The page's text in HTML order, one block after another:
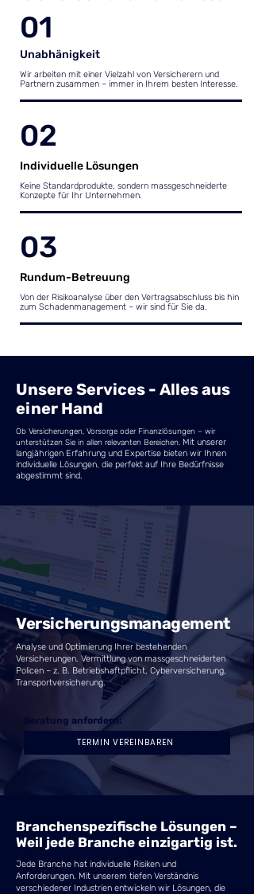
01
Unabhänigkeit
Wir arbeiten mit einer Vielzahl von Versicherern und
Partnern zusammen – immer in Ihrem besten Interesse.
02
Individuelle Lösungen
Keine Standardprodukte, sondern massgeschneiderte
Konzepte für Ihr Unternehmen.
03
Rundum-Betreuung
Von der Risikoanalyse über den Vertragsabschluss bis hin
zum Schadenmanagement – wir sind für Sie da.
Unsere Services - Alles aus
einer Hand
Ob Versicherungen, Vorsorge oder Finanzlösungen – wir
unterstützen Sie in allen relevanten Bereichen. Mit unserer
langjährigen Erfahrung und Expertise bieten wir Ihnen
individuelle Lösungen, die perfekt auf Ihre Bedürfnisse
abgestimmt sind.
Versicherungsmanagement
Analyse und Optimierung Ihrer bestehenden
Versicherungen. Vermittlung von massgeschneiderten
Policen – z. B. Betriebshaftpflicht, Cyberversicherung,
Transportversicherung.
Beratung anfordern:
TERMIN VEREINBAREN
Branchenspezifische Lösungen –
Weil jede Branche einzigartig ist.
Jede Branche hat individuelle Risiken und
Anforderungen. Mit unserem tiefen Verständnis
verschiedener Industrien entwickeln wir Lösungen, die